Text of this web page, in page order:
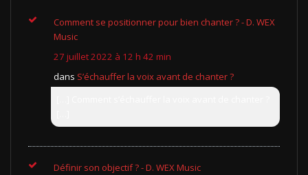
Comment se positionner pour bien chanter ? - D. WEX
Music
27 juillet 2022 à 12 h 42 min
dans S’échauffer la voix avant de chanter ?
Définir son objectif ? - D. WEX Music